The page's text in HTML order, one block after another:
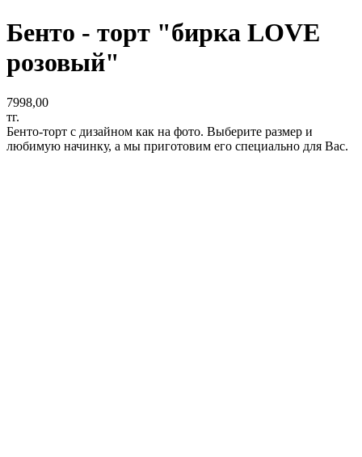
Бенто - торт "бирка LOVE
розовый"
7998,00
тг.
Бенто-торт с дизайном как на фото. Выберите размер и
любимую начинку, а мы приготовим его специально для Вас.